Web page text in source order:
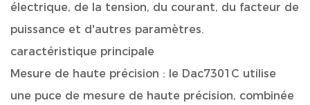
électrique, de la tension, du courant, du facteur de
puissance et d'autres paramètres.
caractéristique principale
Mesure de haute précision : le Dac7301C utilise
une puce de mesure de haute précision, combinée